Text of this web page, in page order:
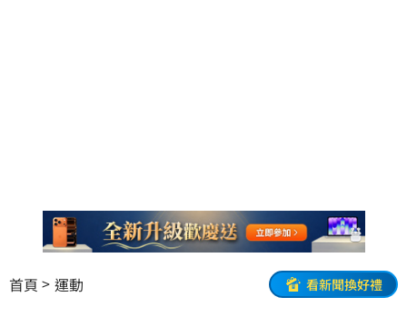
首頁 運動 看新聞換好禮